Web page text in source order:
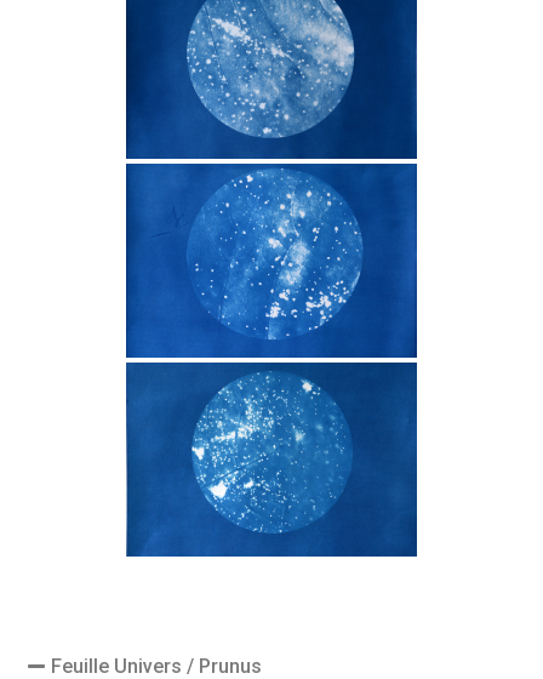
Feuille Univers / Prunus